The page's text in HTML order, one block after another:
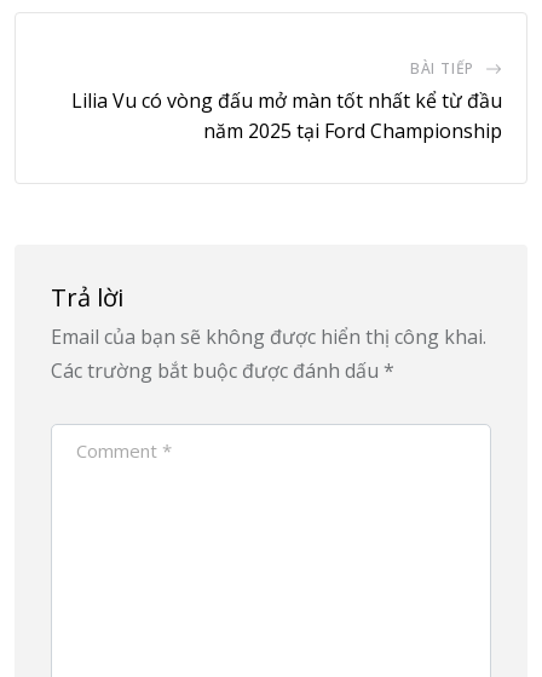
BÀI TIẾP
Lilia Vu có vòng đấu mở màn tốt nhất kể từ đầu
năm 2025 tại Ford Championship
Trả lời
Email của bạn sẽ không được hiển thị công khai.
Các trường bắt buộc được đánh dấu *